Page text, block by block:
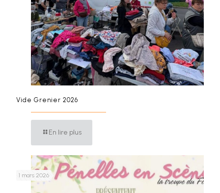
Vide Grenier 2026
En lire plus
1 mars 2026